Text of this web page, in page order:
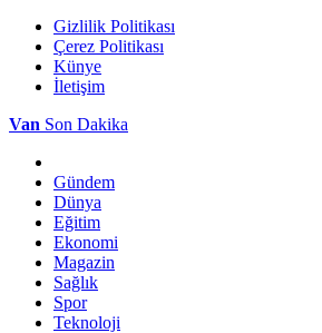
Gizlilik Politikası
Çerez Politikası
Künye
İletişim
Van Son Dakika
Gündem
Dünya
Eğitim
Ekonomi
Magazin
Sağlık
Spor
Teknoloji